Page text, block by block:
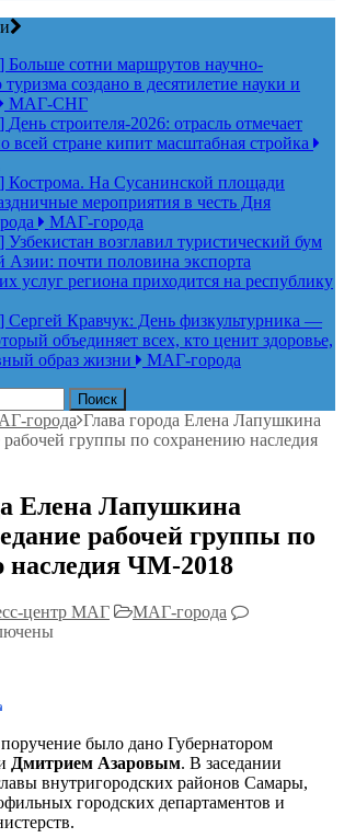
Больше сотни маршрутов научно-
создано в десятилетие науки и
МАГ-СНГ
День строителя‑2026: отрасль отмечает
всей стране кипит масштабная стройка
Кострома. На Сусанинской площади
мероприятия в честь Дня
МАГ-города
Узбекистан возглавил туристический бум
Азии: почти половина экспорта
услуг региона приходится на республику
Сергей Кравчук: День физкультурника —
объединяет всех, кто ценит здоровье,
образ жизни
МАГ-города
города Глава города Елена Лапушкина
рабочей группы по сохранению наследия
Елена Лапушкина
рабочей группы по
наследия ЧМ-2018
центр МАГ
МАГ-города
было дано Губернатором
Дмитрием Азаровым. В заседании
внутригородских районов Самары,
городских департаментов и